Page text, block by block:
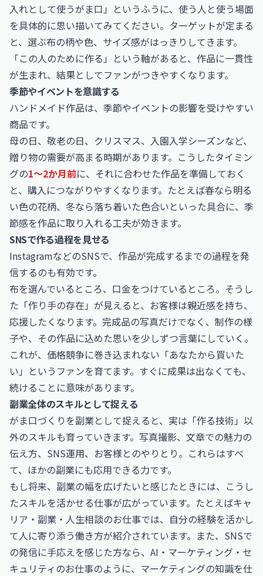
入れとして使うがま口」というふうに、使う人と使う場面
を具体的に思い描いてみてください。ターゲットが定まる
と、選ぶ布の柄や色、サイズ感がはっきりしてきます。
「この人のために作る」という軸があると、作品に一貫性
が生まれ、結果としてファンがつきやすくなります。
季節やイベントを意識する
ハンドメイド作品は、季節やイベントの影響を受けやすい
商品です。
母の日、敬老の日、クリスマス、入園入学シーズンなど、
贈り物の需要が高まる時期があります。こうしたタイミン
グの1〜2か月前に、それに合わせた作品を準備しておく
と、購入につながりやすくなります。たとえば春なら明る
い色の花柄、冬なら落ち着いた色合いといった具合に、季
節感を作品に取り入れる工夫が効きます。
SNSで作る過程を見せる
InstagramなどのSNSで、作品が完成するまでの過程を発
信するのも有効です。
布を選んでいるところ、口金をつけているところ。そうし
た「作り手の存在」が見えると、お客様は親近感を持ち、
応援したくなります。完成品の写真だけでなく、制作の様
子や、その作品に込めた思いを少しずつ言葉にしていく。
これが、価格競争に巻き込まれない「あなたから買いた
い」というファンを育てます。すぐに成果は出なくても、
続けることに意味があります。
副業全体のスキルとして捉える
がま口づくりを副業として捉えると、実は「作る技術」以
外のスキルも育っていきます。写真撮影、文章での魅力の
伝え方、SNS運用、お客様とのやりとり。これらはすべ
て、ほかの副業にも応用できる力です。
もし将来、副業の幅を広げたいと感じたときには、こうし
たスキルを活かせる仕事が広がっています。たとえばキャ
リア・副業・人生相談のお仕事では、自分の経験を活かし
て人に寄り添う働き方が紹介されています。また、SNSで
の発信に手応えを感じた方なら、 AI・マーケティング・セ
キュリティのお仕事のように、マーケティングの知識を仕